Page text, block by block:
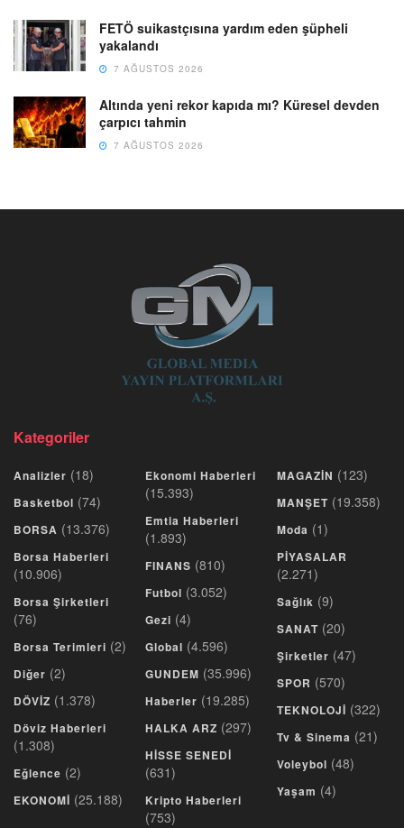
FETÖ suikastçısına yardım eden şüpheli
yakalandı
7 AĞUSTOS 2026
Altında yeni rekor kapıda mı? Küresel devden
çarpıcı tahmin
7 AĞUSTOS 2026
Kategoriler
Analizler (18)
Basketbol (74)
BORSA (13.376)
Borsa Haberleri
(10.906)
Borsa Şirketleri
(76)
Borsa Terimleri (2)
Diğer (2)
DÖVİZ (1.378)
Döviz Haberleri
(1.308)
Eğlence (2)
EKONOMİ (25.188)
Ekonomi Haberleri
(15.393)
Emtia Haberleri
(1.893)
FINANS (810)
Futbol (3.052)
Gezi (4)
Global (4.596)
GUNDEM (35.996)
Haberler (19.285)
HALKA ARZ (297)
HİSSE SENEDİ
(631)
Kripto Haberleri
(753)
MAGAZİN (123)
MANŞET (19.358)
Moda (1)
PİYASALAR
(2.271)
Sağlık (9)
SANAT (20)
Şirketler (47)
SPOR (570)
TEKNOLOJİ (322)
Tv & Sinema (21)
Voleybol (48)
Yaşam (4)